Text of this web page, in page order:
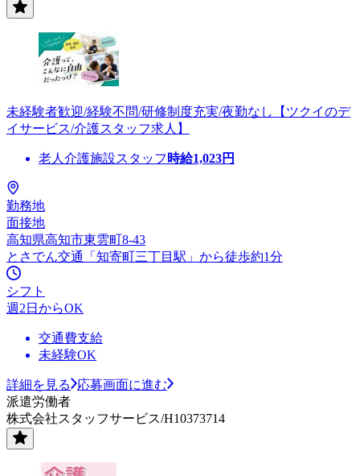
未経験者歓迎/経験不問/研修制度充実/夜勤なし【ツクイのデ
イサービス/介護スタッフ求人】
老人介護施設スタッフ 時給1,023円
勤務地
面接地
高知県高知市東雲町8-43
とさでん交通「知寄町三丁目駅」から徒歩約1分
シフト
週2日からOK
交通費支給
未経験OK
詳細を見る
応募画面に進む
派遣労働者
株式会社スタッフサービス/H10373714